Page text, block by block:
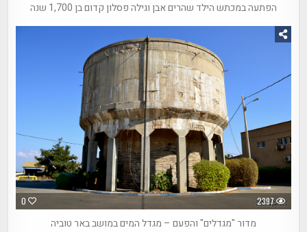
הפתעה במכתש הילד שהרים אבן וגילה פסלון קדום בן 1,700 שנה
0 2397
מדור "מגדלים" והפעם – מגדל המים במושב באר טוביה